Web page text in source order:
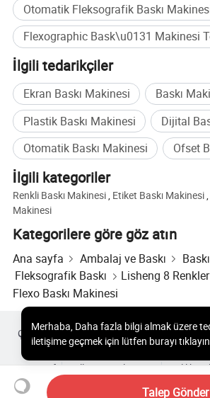
Otomatik Fleksografik Baskı
İlgili tedarikçiler
Ekran Baskı Makinesi
Baskı
Plastik Baskı Makinesi
Dijital
Otomatik Baskı Makinesi
Ofset
İlgili kategoriler
Renkli Baskı Makinesi, Etiket Baskı Makinesi,
Makinesi
Kategorilere göre göz atın
Ana sayfa Ambalaj ve Baskı
Fleksografik Baskı
Lisheng 8
Flexo Baskı Makinesi
Talep Gönder
Merhaba, Daha fazla bilgi almak üzere
iletişime geçmek için lütfen burayı
Çok Satılan Ürünler Sıcak Ürünler Fiyatı
Yıldız alıcı
PC Sitesi
Zarf
Kullanıcı Sözleşmesi Gizlilik
Copyright © 2026 Focus Technology Co.,